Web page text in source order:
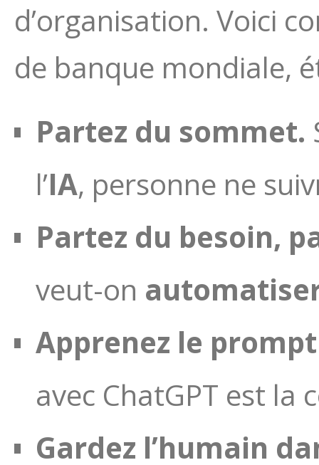
d’organisation. Voici
de banque mondiale,
Partez du sommet.
l’IA, personne ne
Partez du besoin,
veut-on
Apprenez le
avec ChatGPT est la
Gardez l’humain